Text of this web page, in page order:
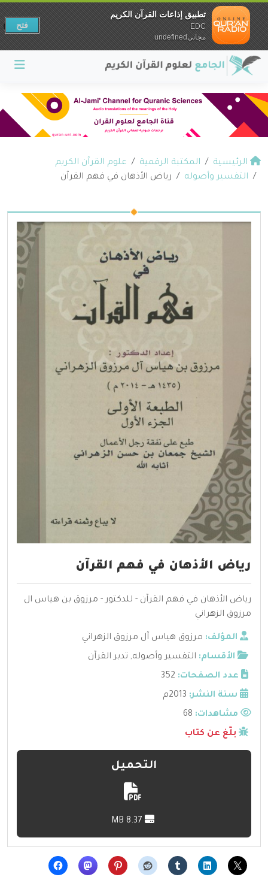
الرئيسية المكتبة الرقمية
علوم القرآن الكريم
التفسير وأصوله
رياض الأذهان في فهم القرآن
رياض الأذهان في فهم القرآن
رياض الأذهان في فهم القرآن - للدكتور - مرزوق بن هياس ال
مرزوق الزهراني
المؤلف: مرزوق هياس آل مرزوق الزهراني
الأقسام: التفسير وأصوله, تدبر القرآن
عدد الصفحات: 352
سنة النشر: 2013م
مشاهدات:
بلّغ عن كتاب
التحميل
تطبيق إذاعات القرآن الكريم
EDC
مجانيundefined
فتح